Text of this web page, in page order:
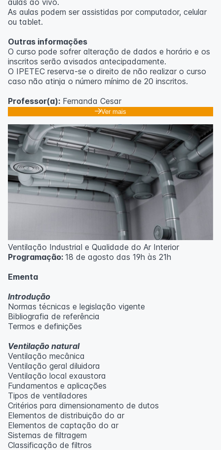
As aulas podem ser assistidas por computador, celular
ou tablet.
Outras informações
O curso pode sofrer alteração de dados e horário e os
inscritos serão avisados ​​antecipadamente.
O IPETEC reserva-se o direito de não realizar o curso
caso não atinja o número mínimo de 20 inscritos.
Professor(a): Fernanda Cesar
Ver mais
Ventilação Industrial e Qualidade do Ar Interior
Programação: 18 de agosto das 19h às 21h
Ementa
Introdução
Normas técnicas e legislação vigente
Bibliografia de referência
Termos e definições
Ventilação natural
Ventilação mecânica
Ventilação geral diluidora
Ventilação local exaustora
Fundamentos e aplicações
Tipos de ventiladores
Critérios para dimensionamento de dutos
Elementos de distribuição do ar
Elementos de captação do ar
Sistemas de filtragem
Classificação de filtros